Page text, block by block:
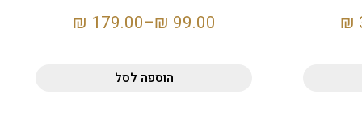
₪
99.00
₪
–
179.00
₪
הוספה לסל